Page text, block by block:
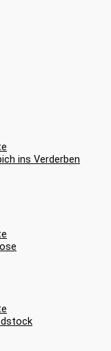
ins Verderben